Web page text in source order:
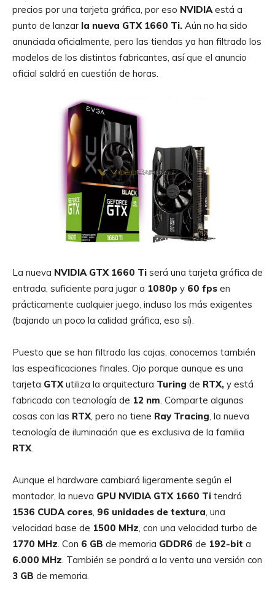
precios por una tarjeta gráfica, por eso NVIDIA está a
punto de lanzar la nueva GTX 1660 Ti. Aún no ha sido
anunciada oficialmente, pero las tiendas ya han filtrado los
modelos de los distintos fabricantes, así que el anuncio
oficial saldrá en cuestión de horas.
La nueva NVIDIA GTX 1660 Ti será una tarjeta gráfica de
entrada, suficiente para jugar a 1080p y 60 fps en
prácticamente cualquier juego, incluso los más exigentes
(bajando un poco la calidad gráfica, eso sí).
Puesto que se han filtrado las cajas, conocemos también
las especificaciones finales. Ojo porque aunque es una
tarjeta GTXutiliza la arquitectura Turing de RTX, y está
fabricada con tecnología de 12 nm . Comparte algunas
cosas con las RTX, pero no tiene Ray Tracing , la nueva
tecnología de iluminación que es exclusiva de la familia
RTX.
Aunque el hardware cambiará ligeramente según el
montador, la nueva GPU NVIDIA GTX 1660 Ti tendrá
1536 CUDA cores 96 unidades de textura , una
velocidad base de 1500 MHz , con una velocidad turbo de
1770 MHz . Con 6 GB de memoria GDDR6 de 192-bit a
6.000 MHz . También se pondrá a la venta una versión con
3 GB de memoria.